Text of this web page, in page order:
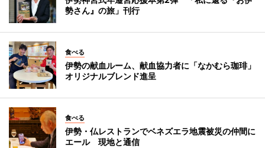
勢さん』の旅」刊行
食べる
伊勢の献血ルーム、献血協力者に「なかむら珈琲」
オリジナルブレンド進呈
食べる
伊勢・仏レストランでベネズエラ地震被災の仲間に
エール 現地と通信